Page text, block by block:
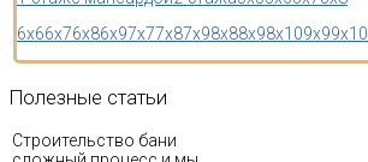
6x66x76x86x97x77x87x98x88x98x109x99x10
Полезные статьи
Строительство бани